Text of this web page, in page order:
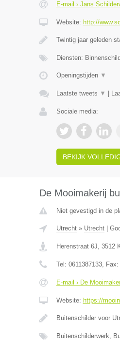
E-mail › Jans
Website: http://
Twintig jaar geleden
Diensten:
Openingstijden ▼
Laatste tweets ▼
Sociale media:
BEKIJK
De Mooimakerij
Niet gevestigd in de
Utrecht» Utrecht|
Herenstraat 6J, 3512
Tel: 0611387133, Fax:
E-mail › De
Website: https://
Buitenschilder voor
Buitenschilderwerk,